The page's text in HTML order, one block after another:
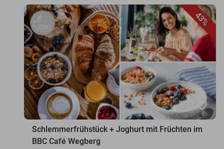
43%
favorite_border
Schlemmerfrühstück + Joghurt mit Früchten im
BBC Café Wegberg